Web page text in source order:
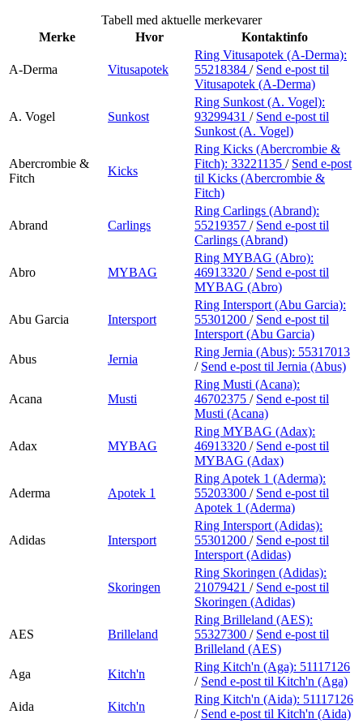
Praktisk informasjon
Ledige stillinger
Finn frem
Tabell med aktuelle merkevarer
Merke
Hvor Kontaktinfo
A-Derma Vitusapotek
Ring Vitusapotek (A-Derma):
55218384 / Send e-post til
Vitusapotek (A-Derma)
A. Vogel Sunkost
Ring Sunkost (A. Vogel):
93299431 / Send e-post til
Sunkost (A. Vogel)
Abercrombie &
Fitch
Kicks
Ring Kicks (Abercrombie &
Fitch): 33221135 / Send e-post
til Kicks (Abercrombie &
Fitch)
Abrand Carlings
Ring Carlings (Abrand):
55219357 / Send e-post til
Carlings (Abrand)
Abro MYBAG
Ring MYBAG (Abro):
46913320 / Send e-post til
MYBAG (Abro)
Abu Garcia Intersport
Ring Intersport (Abu Garcia):
55301200 / Send e-post til
Intersport (Abu Garcia)
Abus
Jernia
Ring Jernia (Abus): 55317013
/ Send e-post til Jernia (Abus)
Acana Musti
Ring Musti (Acana):
46702375 / Send e-post til
Musti (Acana)
Adax MYBAG
Ring MYBAG (Adax):
46913320 / Send e-post til
MYBAG (Adax)
Aderma Apotek 1
Ring Apotek 1 (Aderma):
55203300 / Send e-post til
Apotek 1 (Aderma)
Adidas Intersport
Ring Intersport (Adidas):
55301200 / Send e-post til
Intersport (Adidas)
Skoringen
Ring Skoringen (Adidas):
21079421 / Send e-post til
Skoringen (Adidas)
AES Brilleland
Ring Brilleland (AES):
55327300 / Send e-post til
Brilleland (AES)
Aga
Kitch'n
Ring Kitch'n (Aga): 51117126
/ Send e-post til Kitch'n (Aga)
Aida
Kitch'n
Ring Kitch'n (Aida): 51117126
/ Send e-post til Kitch'n (Aida)